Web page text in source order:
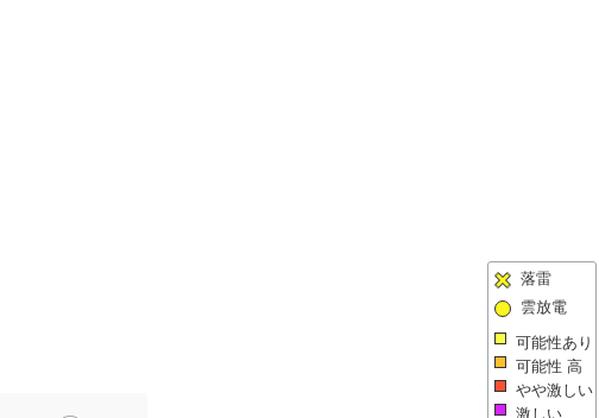
落雷
雲放電
可能性あり
可能性 高
やや激しい
激しい